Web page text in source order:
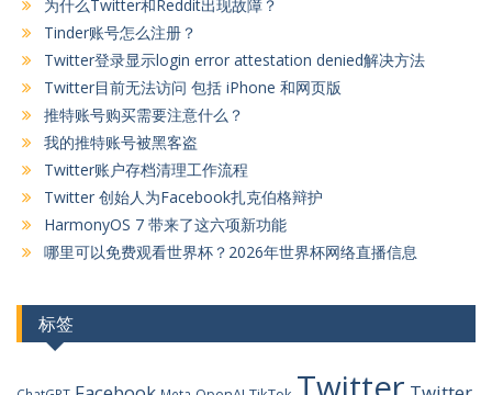
为什么Twitter和Reddit出现故障？
Tinder账号怎么注册？
Twitter登录显示login error attestation denied解决方法
Twitter目前无法访问 包括 iPhone 和网页版
推特账号购买需要注意什么？
我的推特账号被黑客盗
Twitter账户存档清理工作流程
Twitter 创始人为Facebook扎克伯格辩护
HarmonyOS 7 带来了这六项新功能
哪里可以免费观看世界杯？2026年世界杯网络直播信息
标签